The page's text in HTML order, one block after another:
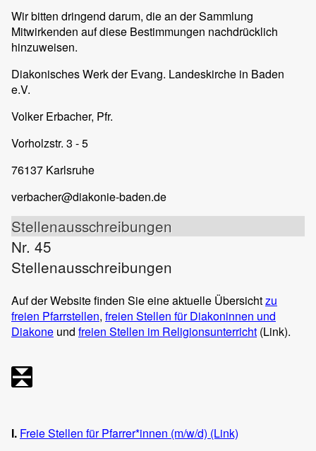
Wir bitten dringend darum, die an der Sammlung
Mitwirkenden auf diese Bestimmungen nachdrücklich
hinzuweisen.
Diakonisches Werk der Evang. Landeskirche in Baden
e.V.
Volker Erbacher, Pfr.
Vorholzstr. 3 - 5
76137 Karlsruhe
verbacher@diakonie-baden.de
Stellenausschreibungen
Nr. 45
Stellenausschreibungen
Auf der Website finden Sie eine aktuelle Übersichtzu
freien Pfarrstellen, freien Stellen für Diakoninnen und
Diakone und freien Stellen im Religionsunterricht (Link).
I. Freie Stellen für Pfarrer*innen (m/w/d) (Link)